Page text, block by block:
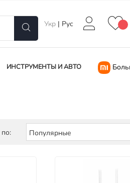
Укр | Рус
ИНСТРУМЕНТЫ И АВТО
Популярные